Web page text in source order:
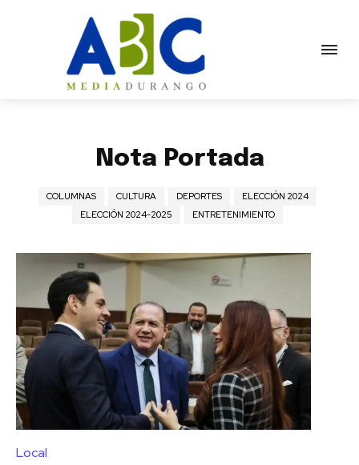
Nota Portada
COLUMNAS CULTURA DEPORTES
ELECCIÓN 2024
ELECCIÓN 2024-2025
ENTRETENIMIENTO
Local